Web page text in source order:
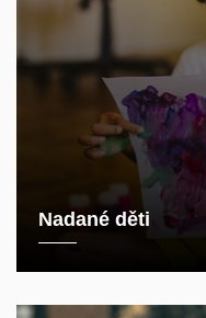
Nadané děti